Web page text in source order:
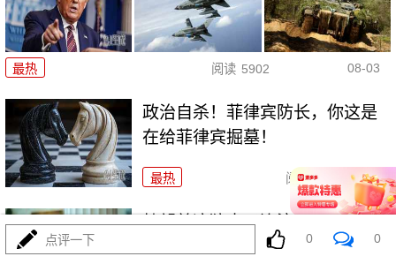
最热 阅读 5902 08-03
政治自杀！菲律宾防长，你这是
在给菲律宾掘墓！
最热 阅读 6953
特朗普这狼来了连演十遍，伊
朗：你猜我信不信？
点评一下 0 0